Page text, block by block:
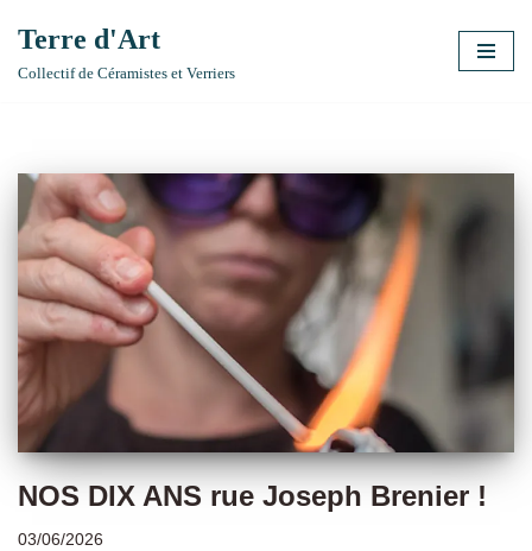
Aller
Terre d'Art
Collectif de Céramistes et Verriers
NOS DIX ANS rue Joseph Brenier !
03/06/2026